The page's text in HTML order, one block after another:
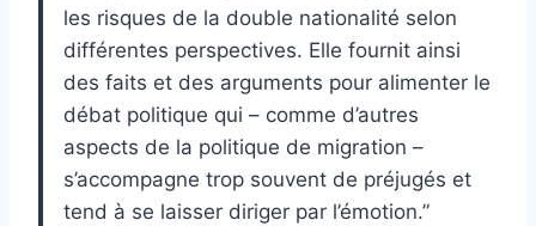
les risques de la double nationalité selon
différentes perspectives. Elle fournit ainsi
des faits et des arguments pour alimenter le
débat politique qui – comme d’autres
aspects de la politique de migration –
s’accompagne trop souvent de préjugés et
tend à se laisser diriger par l’émotion.”